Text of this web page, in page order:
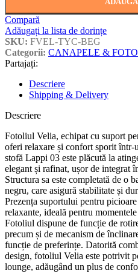
Compară
Adăugați la lista de dorințe
SKU: FVEL-TYC-BEG
Categorii: CANAPELE &
Partajați:
Descriere
Shipping & Delivery
Descriere
Fotoliul Velia, echipat cu suport
oferi relaxare și confort sporit într-
stofă Lappi 03 este plăcută la
elegant și rafinat, ușor de integrat
Structura sa este completată de o
negru, care asigură stabilitate și
Prezența suportului pentru
relaxante, ideală pentru
Fotoliul dispune de funcție de
precum și de mecanism de
funcție de preferințe. Datorită
design, fotoliul Velia este potrivit
lounge, adăugând un plus de